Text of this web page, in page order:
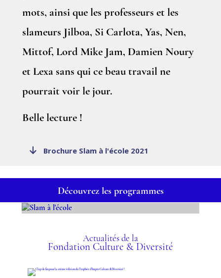
mots, ainsi que les professeurs et les
slameurs Jilboa, Si Carlota, Yas, Nen,
Mittof, Lord Mike Jam, Damien Noury
et Lexa sans qui ce beau travail ne
pourrait voir le jour.
Belle lecture !
Brochure Slam à l'école 2021
Découvrez les programmes
SLAM À L'ÉCOLE
Actualités de la
Fondation Culture & Diversité